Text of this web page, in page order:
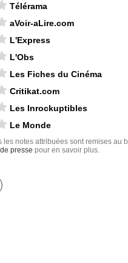
Télérama
aVoir-aLire.com
L'Express
L'Obs
Les Fiches du Cinéma
Critikat.com
Les Inrockuptibles
Le Monde
notes attribuées sont remises au
presse pour en savoir plus.